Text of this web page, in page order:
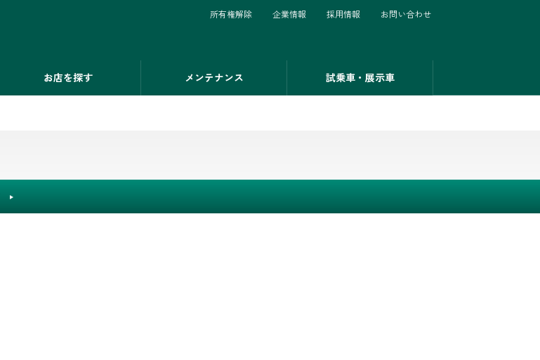
お店を探す メンテナンス 試乗車・展示車
所有権解除 企業情報 採用情報 お問い合わせ